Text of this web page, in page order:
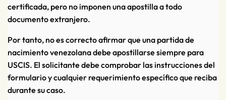
certificada, pero no imponen una apostilla a todo
documento extranjero.
Por tanto, no es correcto afirmar que una partida de
nacimiento venezolana debe apostillarse siempre para
USCIS. El solicitante debe comprobar las instrucciones del
formulario y cualquier requerimiento específico que reciba
durante su caso.